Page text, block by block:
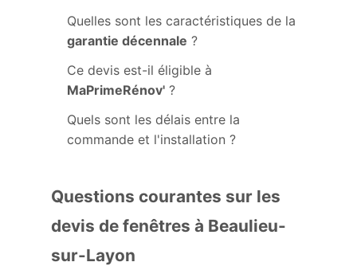
Quelles sont les caractéristiques de la
garantie décennale ?
Ce devis est-il éligible à
MaPrimeRénov' ?
Quels sont les délais entre la
commande et l'installation ?
Questions courantes sur les
devis de fenêtres à Beaulieu-
sur-Layon